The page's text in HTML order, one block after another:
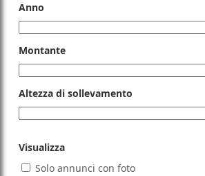
Anno
Montante
Altezza di sollevamento
Visualizza
Solo annunci con foto